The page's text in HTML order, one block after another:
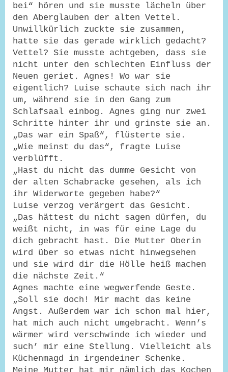
bei“ hören und sie musste lächeln über
den Aberglauben der alten Vettel.
Unwillkürlich zuckte sie zusammen,
hatte sie das gerade wirklich gedacht?
Vettel? Sie musste achtgeben, dass sie
nicht unter den schlechten Einfluss der
Neuen geriet. Agnes! Wo war sie
eigentlich? Luise schaute sich nach ihr
um, während sie in den Gang zum
Schlafsaal einbog. Agnes ging nur zwei
Schritte hinter ihr und grinste sie an.
„Das war ein Spaß“, flüsterte sie.
„Wie meinst du das“, fragte Luise
verblüfft.
„Hast du nicht das dumme Gesicht von
der alten Schabracke gesehen, als ich
ihr Widerworte gegeben habe?“
Luise verzog verärgert das Gesicht.
„Das hättest du nicht sagen dürfen, du
weißt nicht, in was für eine Lage du
dich gebracht hast. Die Mutter Oberin
wird über so etwas nicht hinwegsehen
und sie wird dir die Hölle heiß machen
die nächste Zeit.“
Agnes machte eine wegwerfende Geste.
„Soll sie doch! Mir macht das keine
Angst. Außerdem war ich schon mal hier,
hat mich auch nicht umgebracht. Wenn’s
wärmer wird verschwinde ich wieder und
such’ mir eine Stellung. Vielleicht als
Küchenmagd in irgendeiner Schenke.